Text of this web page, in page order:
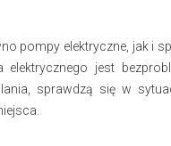
pompy elektryczne, jak i
jest
sprawdzą się w